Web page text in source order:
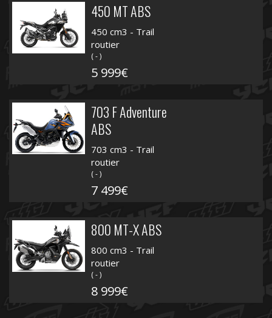
450 MT ABS
450 cm3 - Trail
routier
( - )
5 999€
703 F Adventure
ABS
703 cm3 - Trail
routier
( - )
7 499€
800 MT-X ABS
800 cm3 - Trail
routier
( - )
8 999€